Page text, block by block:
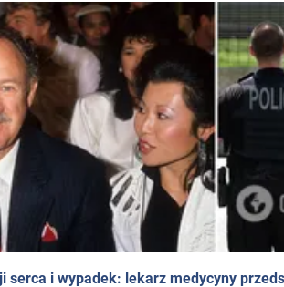
serca i wypadek: lekarz medycyny